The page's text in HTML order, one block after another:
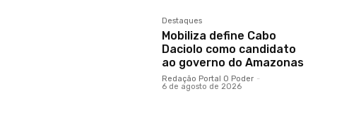
Destaques
Mobiliza define Cabo
Daciolo como candidato
ao governo do Amazonas
Redação Portal O Poder -
6 de agosto de 2026